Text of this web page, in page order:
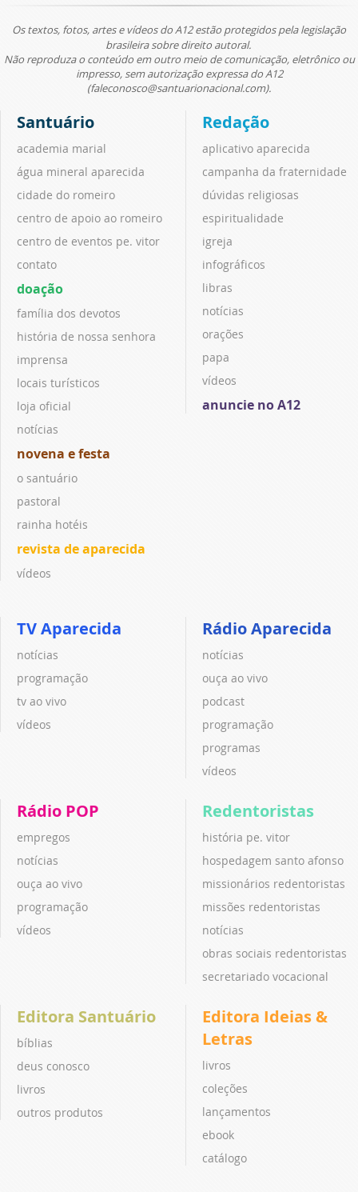
Os textos, fotos, artes e vídeos do A12 estão protegidos pela legislação
brasileira sobre direito autoral.
Não reproduza o conteúdo em outro meio de comunicação, eletrônico ou
impresso, sem autorização expressa do A12
(faleconosco@santuarionacional.com).
Santuário
academia marial
água mineral aparecida
cidade do romeiro
centro de apoio ao romeiro
centro de eventos pe. vitor
contato
doação
família dos devotos
história de nossa senhora
imprensa
locais turísticos
loja oficial
notícias
novena e festa
o santuário
pastoral
rainha hotéis
revista de aparecida
vídeos
Redação
aplicativo aparecida
campanha da fraternidade
dúvidas religiosas
espiritualidade
igreja
infográficos
libras
notícias
orações
papa
vídeos
anuncie no A12
TV Aparecida
notícias
programação
tv ao vivo
vídeos
Rádio Aparecida
notícias
ouça ao vivo
podcast
programação
programas
vídeos
Rádio POP
empregos
notícias
ouça ao vivo
programação
vídeos
Redentoristas
história pe. vitor
hospedagem santo afonso
missionários redentoristas
missões redentoristas
notícias
obras sociais redentoristas
secretariado vocacional
Editora Santuário
bíblias
deus conosco
livros
outros produtos
Editora Ideias &
Letras
livros
coleções
lançamentos
ebook
catálogo